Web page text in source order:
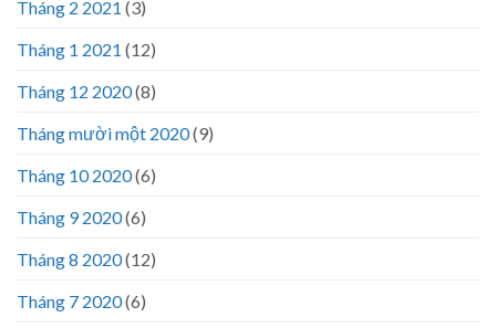
Tháng 2 2021 (3)
Tháng 1 2021 (12)
Tháng 12 2020(8)
Tháng mười một 2020(9)
Tháng 10 2020(6)
Tháng 9 2020(6)
Tháng 8 2020(12)
Tháng 7 2020(6)